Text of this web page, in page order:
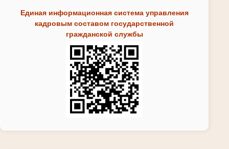
Единая информационная система управления
кадровым составом государственной
гражданской службы